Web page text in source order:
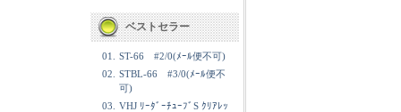
ベストセラー
01.
ST-66 #2/0(ﾒｰﾙ便不可)
02.
STBL-66 #3/0(ﾒｰﾙ便不
可)
03.
VHJ ﾘｰﾀﾞｰﾁｭｰﾌﾞS ｸﾘｱﾚｯ